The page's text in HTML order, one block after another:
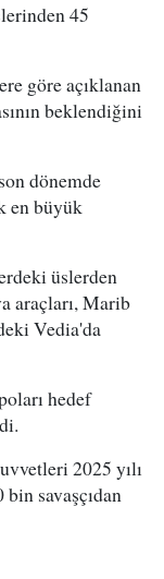
45
göre açıklanan
beklendiğini
dönemde
en büyük
üslerden
araçları, Marib
Vedia'da
hedef
2025 yılı
savaşçıdan